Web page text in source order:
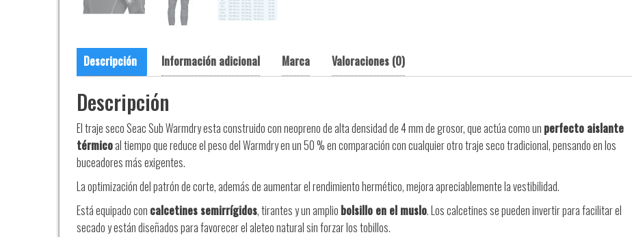
Descripción Información adicional Marca Valoraciones (0)
Descripción
El traje seco Seac Sub Warmdry esta construido con neopreno de alta densidad de 4 mm de grosor, que actúa como un perfecto aislante
térmicoal tiempo que reduce el peso del Warmdry en un 50 % en comparación con cualquier otro traje seco tradicional, pensando en los
buceadores más exigentes.
La optimización del patrón de corte, además de aumentar el rendimiento hermético, mejora apreciablemente la vestibilidad.
Está equipado con calcetines semirrígidos, tirantes y un amplio bolsillo en el muslo. Los calcetines se pueden invertir para facilitar el
secado y están diseñados para favorecer el aleteo natural sin forzar los tobillos.